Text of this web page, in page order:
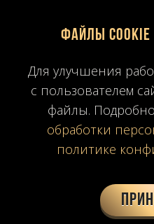
Мы в
Instagram
Youtube
Карта сайта
Согласие на обработку
Время работы:
Файлы Cookie
Для улучшения
с пользователем
файлы.
обработки
политике